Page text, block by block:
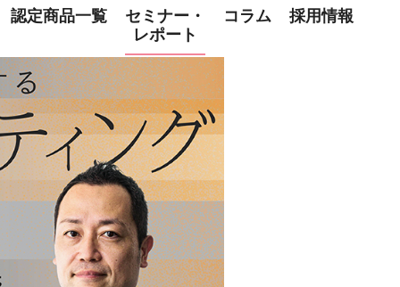
認定商品一覧
セミナー・
レポート
コラム 採用情報